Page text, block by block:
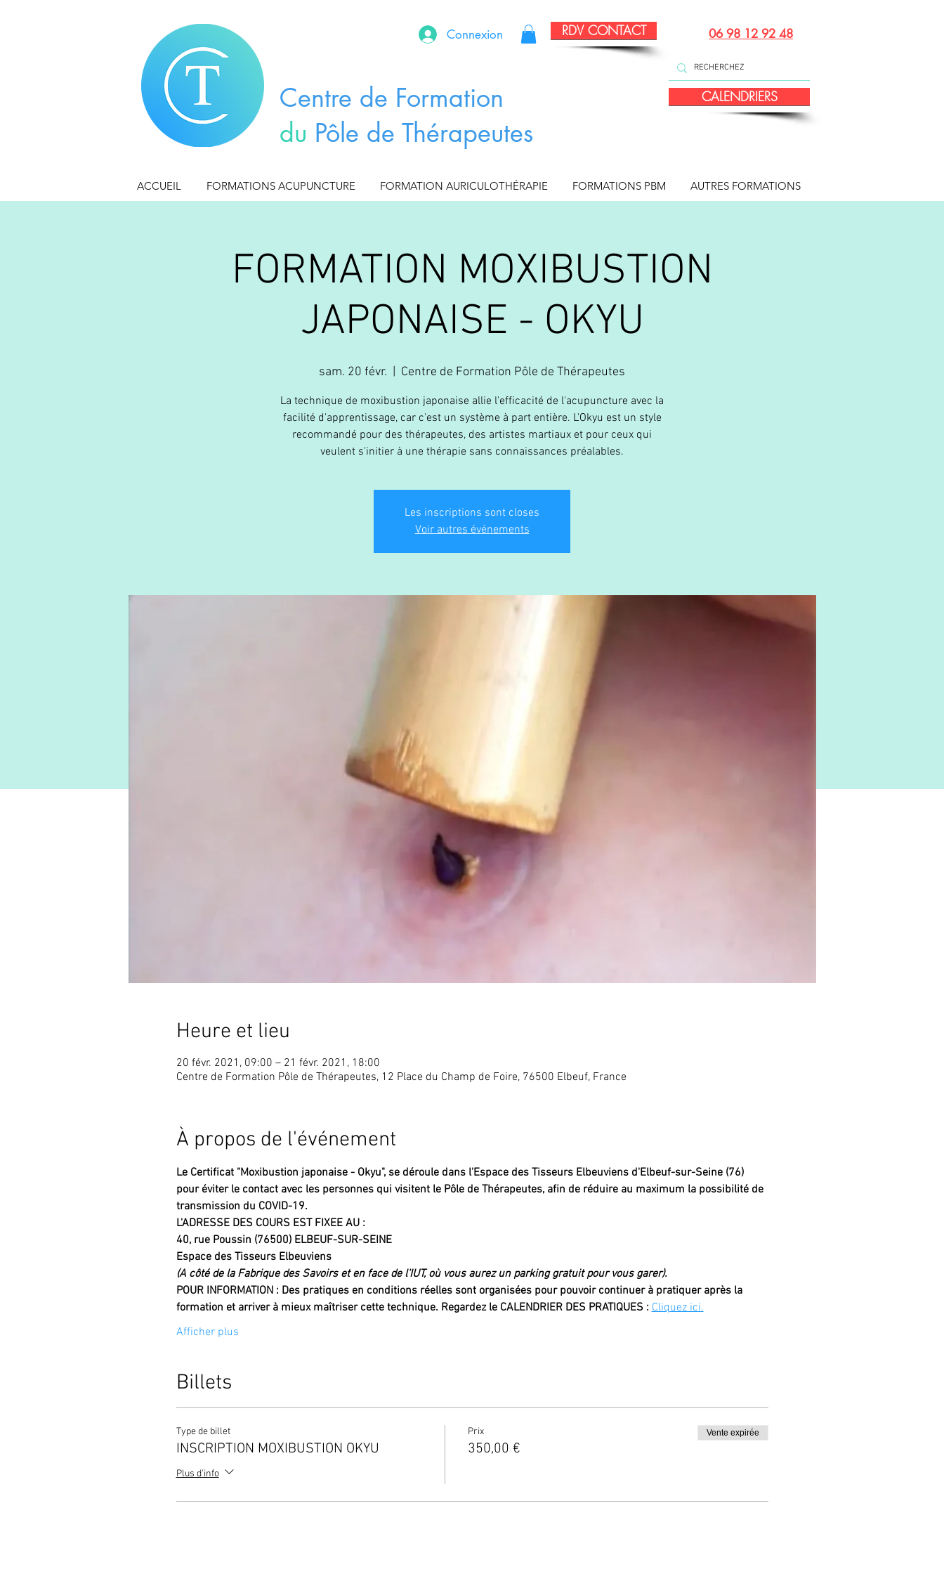
Connexion RDV CONTACT 06 98 12 92 48
Centre de Formation
du Pôle de Thérapeutes
CALENDRIERS
ACCUEIL FORMATIONS ACUPUNCTURE FORMATION AURICULOTHÉRAPIE FORMATIONS PBM AUTRES FORMATIONS
FORMATION MOXIBUSTION
JAPONAISE - OKYU
sam. 20 févr. Centre de Formation Pôle de Thérapeutes
La technique de moxibustion japonaise allie l'efficacité de l'acupuncture avec la
facilité d'apprentissage, car c'est un système à part entière. L'Okyu est un style
recommandé pour des thérapeutes, des artistes martiaux et pour ceux qui
veulent s'initier à une thérapie sans connaissances préalables.
Les inscriptions sont closes
Voir autres événements
Heure et lieu
20 févr. 2021, 09:00 – 21 févr. 2021, 18:00
Centre de Formation Pôle de Thérapeutes, 12 Place du Champ de Foire, 76500 Elbeuf, France
À propos de l'événement
Le Certificat "Moxibustion japonaise - Okyu", se déroule dans l'Espace des Tisseurs Elbeuviens d'Elbeuf-sur-Seine (76)
pour éviter le contact avec les personnes qui visitent le Pôle de Thérapeutes, afin de réduire au maximum la possibilité de
transmission du COVID-19.
L'ADRESSE DES COURS EST FIXEE AU :
40, rue Poussin (76500) ELBEUF-SUR-SEINE
Espace des Tisseurs Elbeuviens
(A côté de la Fabrique des Savoirs et en face de l'IUT, où vous aurez un parking gratuit pour vous garer).
POUR INFORMATION : Des pratiques en conditions réelles sont organisées pour pouvoir continuer à pratiquer après la
formation et arriver à mieux maîtriser cette technique. Regardez le CALENDRIER DES PRATIQUES : Cliquez ici.
Afficher plus
Billets
Type de billet
INSCRIPTION MOXIBUSTION OKYU
Plus d'info
Prix
350,00 €
Vente expirée